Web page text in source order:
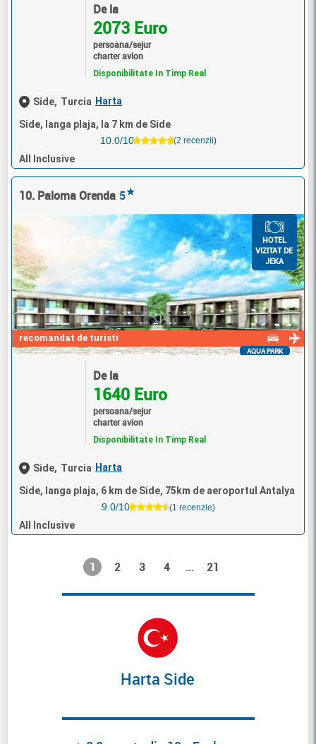
De la
2073 Euro
persoana/sejur
charter avion
Disponibilitate In Timp Real
Side, Turcia Harta
Side, langa plaja, la 7 km de Side
10.0/10
(2 recenzii)
All Inclusive
10. Paloma Orenda 5★
recomandat de turisti
HOTEL
VIZITAT DE
JEKA
AQUA PARK
De la
1640 Euro
persoana/sejur
charter avion
Disponibilitate In Timp Real
Side, Turcia Harta
Side, langa plaja, 6 km de Side, 75km de aeroportul Antalya
9.0/10
(1 recenzie)
All Inclusive
1 2 3 4 ... 21
Harta Side